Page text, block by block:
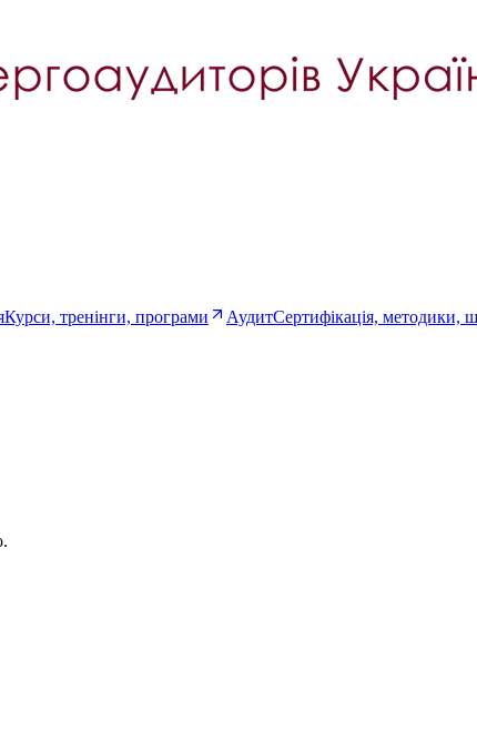
Курси, тренінги, програми АудитСертифікація, методики,